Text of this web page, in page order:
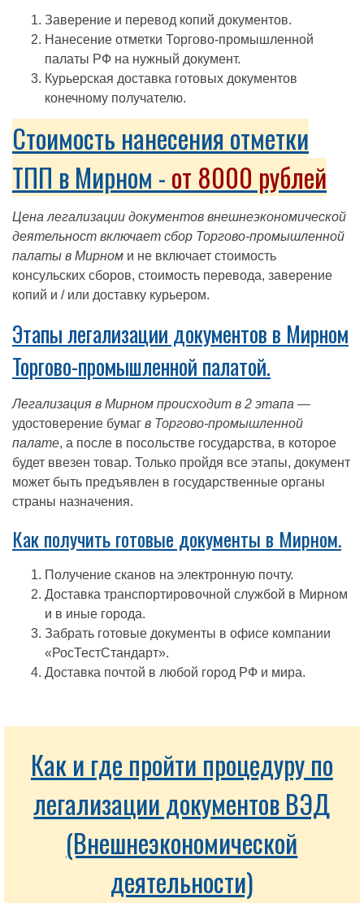
Заверение и перевод копий документов.
Нанесение отметки Торгово-промышленной
палаты РФ на нужный документ.
Курьерская доставка готовых документов
конечному получателю.
Стоимость нанесения отметки
ТПП в Мирном -от 8000 рублей
Цена легализации документов внешнеэкономической
деятельност включает сбор Торгово-промышленной
палаты в Мирном и не включает стоимость
консульских сборов, стоимость перевода, заверение
копий и / или доставку курьером.
Этапы легализации документов в Мирном
Торгово-промышленной палатой.
Легализация в Мирном происходит в 2 этапа —
удостоверение бумаг в Торгово-промышленной
палате, а после в посольстве государства, в которое
будет ввезен товар. Только пройдя все этапы, документ
может быть предъявлен в государственные органы
страны назначения.
Как получить готовые документы в Мирном.
Получение сканов на электронную почту.
Доставка транспортировочной службой в Мирном
и в иные города.
Забрать готовые документы в офисе компании
«РосТестСтандарт».
Доставка почтой в любой город РФ и мира.
Как и где пройти процедуру по
легализации документов ВЭД
(Внешнеэкономической
деятельности)